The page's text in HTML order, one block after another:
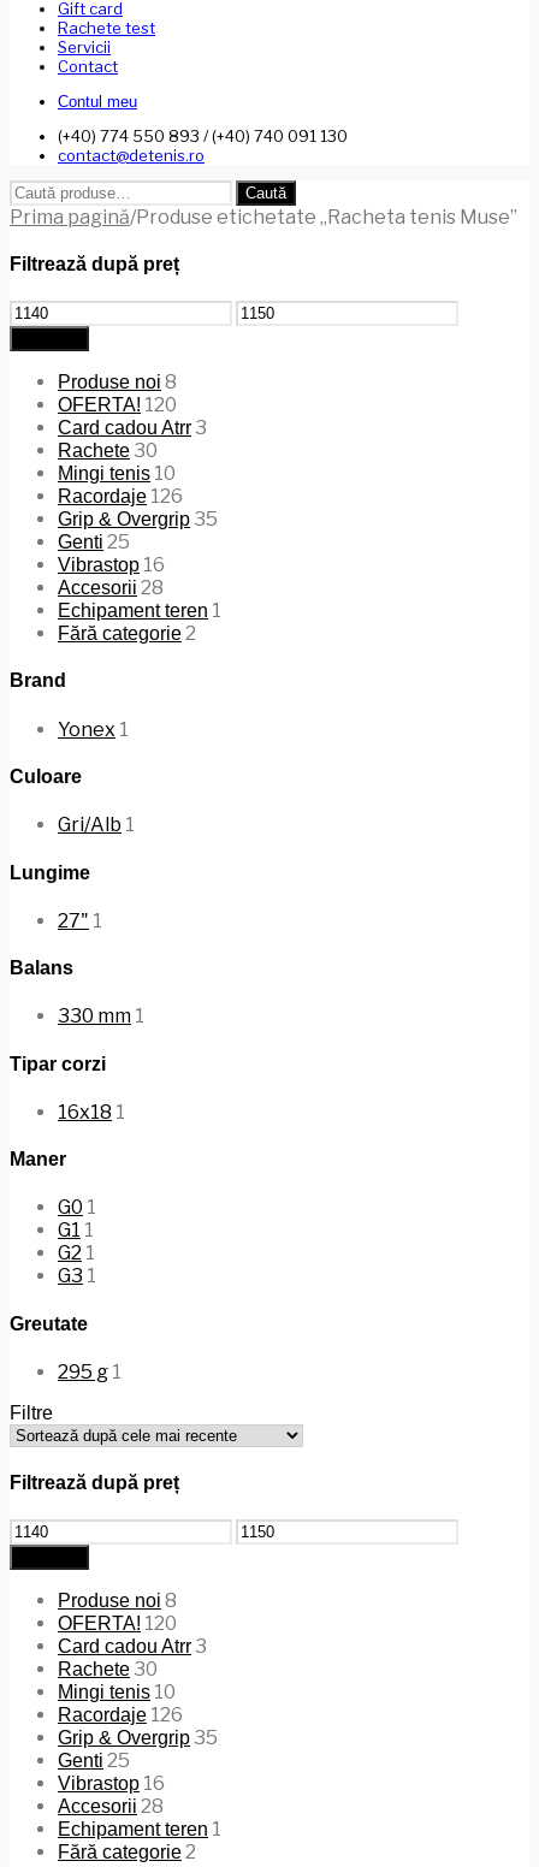
Gift card
Rachete test
Servicii
Contact
Contul meu
(+40) 774 550 893 / (+40) 740 091 130
contact@detenis.ro
Caută
după:
Caută
Prima pagină/Produse etichetate „Racheta tenis Muse”
Filtrează după preț
Preț
minim
Preț
maxim
Produse noi 8
OFERTA! 120
Card cadou Atrr3
Rachete30
Mingi tenis 10
Racordaje 126
Grip & Overgrip35
Genti 25
Vibrastop 16
Accesorii 28
Echipament teren 1
Fără categorie2
Brand
Yonex 1
Culoare
Gri/Alb 1
Lungime
27" 1
Balans
330 mm 1
Tipar corzi
16x18 1
Maner
G0 1
G1 1
G2 1
G3 1
Greutate
295 g 1
Filtre
Filtrează după preț
Preț
minim
Preț
maxim
Produse noi 8
OFERTA! 120
Card cadou Atrr3
Rachete30
Mingi tenis 10
Racordaje 126
Grip & Overgrip35
Genti 25
Vibrastop 16
Accesorii 28
Echipament teren 1
Fără categorie2